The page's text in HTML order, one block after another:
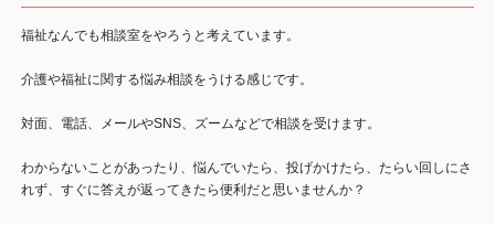
福祉なんでも相談室をやろうと考えています。
介護や福祉に関する悩み相談をうける感じです。
対面、電話、メールやSNS、ズームなどで相談を受けます。
わからないことがあったり、悩んでいたら、投げかけたら、たらい回しにさ
れず、すぐに答えが返ってきたら便利だと思いませんか？